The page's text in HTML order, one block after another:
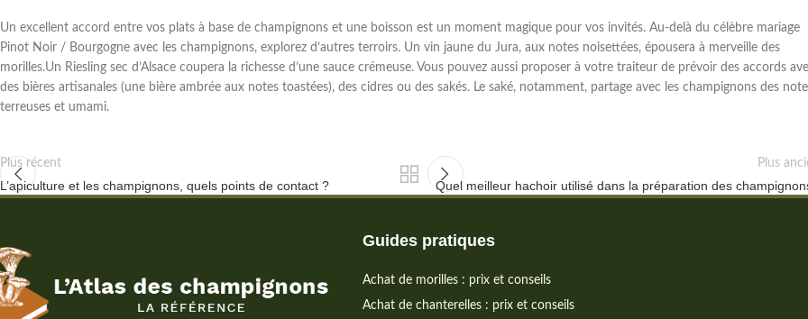
Un excellent accord entre vos plats à base de champignons et une boisson est un moment magique pour vos invités. Au-delà du célèbre mariage
Pinot Noir / Bourgogne avec les champignons, explorez d’autres terroirs. Un vin jaune du Jura, aux notes noisettées, épousera à merveille des
morilles.Un Riesling sec d’Alsace coupera la richesse d’une sauce crémeuse. Vous pouvez aussi proposer à votre traiteur de prévoir des accords
des bières artisanales (une bière ambrée aux notes toastées), des cidres ou des sakés. Le saké, notamment, partage avec les champignons des
terreuses et umami.
Plus récent
L’apiculture et les champignons, quels points de contact ?
Plus
Quel meilleur hachoir utilisé dans la préparation des
Guides pratiques
Achat de morilles : prix et conseils
Achat de chanterelles : prix et conseils